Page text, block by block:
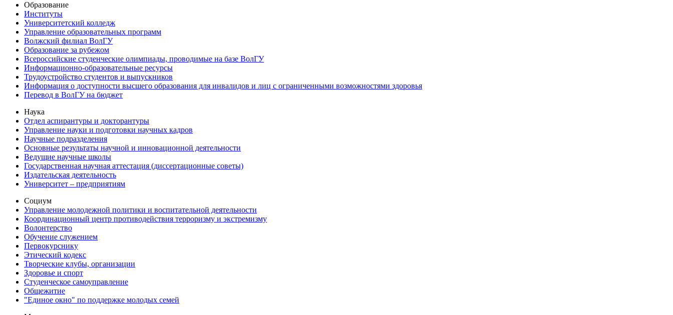
Образование
Институты
Университетский колледж
Управление образовательных программ
Волжский филиал ВолГУ
Образование за рубежом
Всероссийские студенческие олимпиады, проводимые на базе ВолГУ
Информационно-образовательные ресурсы
Трудоустройство студентов и выпускников
Информация о доступности высшего образования для инвалидов и лиц с ограниченными возможностями здоровья
Перевод в ВолГУ на бюджет
Наука
Отдел аспирантуры и докторантуры
Управление науки и подготовки научных кадров
Научные подразделения
Основные результаты научной и инновационной деятельности
Ведущие научные школы
Государственная научная аттестация (диссертационные советы)
Издательская деятельность
Университет – предприятиям
Социум
Управление молодежной политики и воспитательной деятельности
Координационный центр противодействия терроризму и экстремизму
Волонтерство
Обучение служением
Первокурснику
Этический кодекс
Творческие клубы, организации
Здоровье и спорт
Студенческое самоуправление
Общежитие
"Единое окно" по поддержке молодых семей